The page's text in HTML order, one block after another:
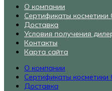
О компании
Сертификаты косметики
Доставка
Условия получения
Контакты
Карта сайта
О компании
Сертификаты косметики
Доставка